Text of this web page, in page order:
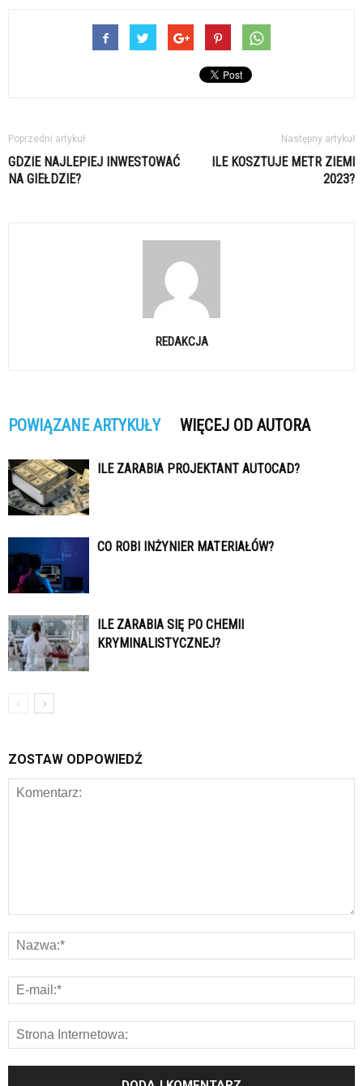
Poprzedni artykuł
GDZIE NAJLEPIEJ INWESTOWAĆ
NA GIEŁDZIE?
Następny artykuł
ILE KOSZTUJE METR ZIEMI
2023?
REDAKCJA
POWIĄZANE ARTYKUŁY WIĘCEJ OD AUTORA
ILE ZARABIA PROJEKTANT AUTOCAD?
CO ROBI INŻYNIER MATERIAŁÓW?
ILE ZARABIA SIĘ PO CHEMII
KRYMINALISTYCZNEJ?
ZOSTAW ODPOWIEDŹ